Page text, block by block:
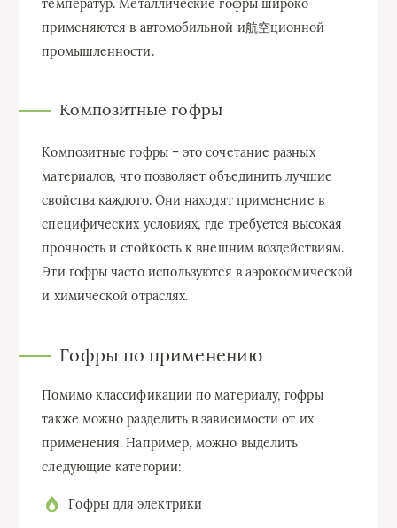
температур. Металлические гофры широко
применяются в автомобильной и航空ционной
промышленности.
Композитные гофры
Композитные гофры – это сочетание разных
материалов, что позволяет объединить лучшие
свойства каждого. Они находят применение в
специфических условиях, где требуется высокая
прочность и стойкость к внешним воздействиям.
Эти гофры часто используются в аэрокосмической
и химической отраслях.
Гофры по применению
Помимо классификации по материалу, гофры
также можно разделить в зависимости от их
применения. Например, можно выделить
следующие категории:
Гофры для электрики